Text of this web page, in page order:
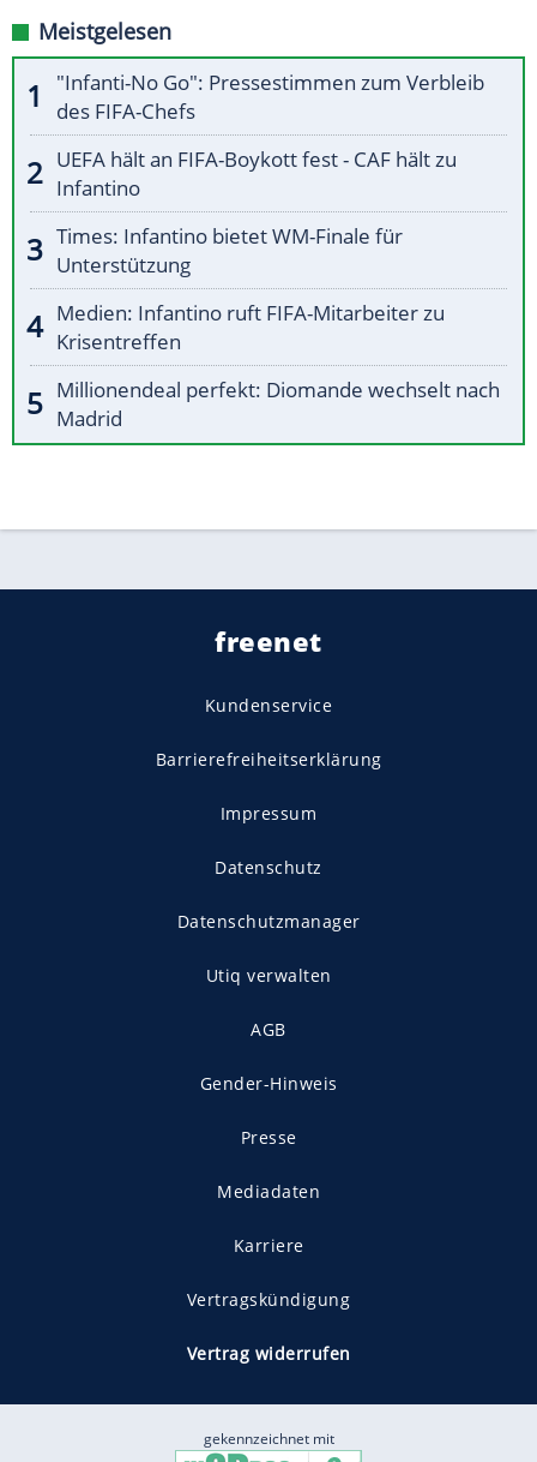
Meistgelesen
"Infanti-No Go": Pressestimmen zum Verbleib
des FIFA-Chefs
UEFA hält an FIFA-Boykott fest - CAF hält zu
Infantino
Times: Infantino bietet WM-Finale für
Unterstützung
Medien: Infantino ruft FIFA-Mitarbeiter zu
Krisentreffen
Millionendeal perfekt: Diomande wechselt nach
Madrid
freenet
Kundenservice
Barrierefreiheitserklärung
Impressum
Datenschutz
Datenschutzmanager
Utiq verwalten
AGB
Gender-Hinweis
Presse
Mediadaten
Karriere
Vertragskündigung
Vertrag widerrufen
gekennzeichnet mit